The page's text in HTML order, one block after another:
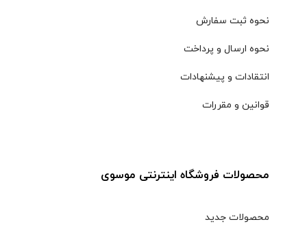
نحوه ثبت سفارش
نحوه ارسال و پرداخت
انتقادات و پیشنهادات
قوانین و مقررات
محصولات فروشگاه اینترنتی موسوی
محصولات جدید